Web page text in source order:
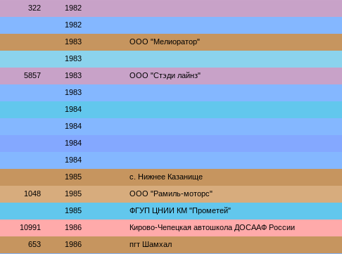
322 1982
1982
1983 ООО "Мелиоратор"
1983
5857 1983 ООО "Стэди лайнз"
1983
1984
1984
1984
1984
1985 с. Нижнее Казанище
1048 1985 ООО "Рамиль-моторс"
1985 ФГУП ЦНИИ КМ "Прометей"
10991 1986 Кирово-Чепецкая автошкола ДОСААФ России
653 1986 пгт Шамхал